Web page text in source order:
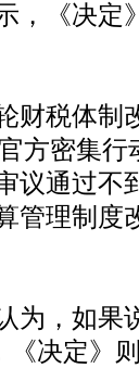
，《决定
税体制改
方密集
议通过不
管理制
，如果说
《决定》